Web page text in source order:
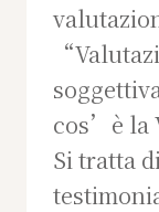
cos’è la
Si tratta